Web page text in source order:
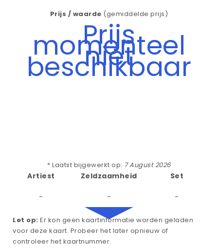
Prijs / waarde (gemiddelde prijs)
Prijs
momenteel
niet
beschikbaar
* Laatst bijgewerkt op: 7 August 2026
Artiest
-
Zeldzaamheid
-
Set
-
Let op: Er kon geen kaartinformatie worden geladen
voor deze kaart. Probeer het later opnieuw of
controleer het kaartnummer.